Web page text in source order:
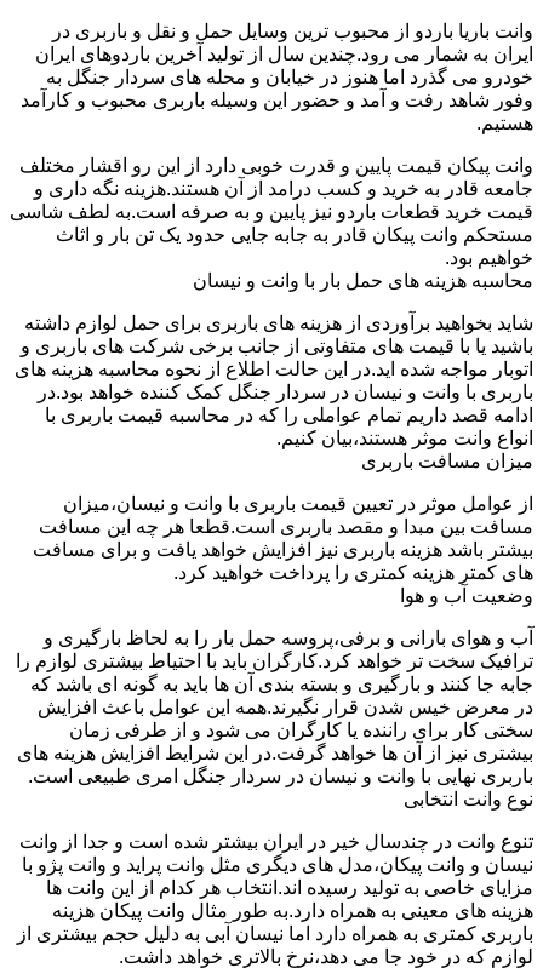
وانت باریا باردو از محبوب ترین وسایل حمل و نقل و باربری در
ایران به شمار می رود.چندین سال از تولید آخرین باردوهای ایران
خودرو می گذرد اما هنوز در خیابان و محله های سردار جنگل به
وفور شاهد رفت و آمد و حضور این وسیله باربری محبوب و کارآمد
هستیم.
وانت پیکان قیمت پایین و قدرت خوبی دارد از این رو اقشار مختلف
جامعه قادر به خرید و کسب درامد از آن هستند.هزینه نگه داری و
قیمت خرید قطعات باردو نیز پایین و به صرفه است.به لطف شاسی
مستحکم وانت پیکان قادر به جابه جایی حدود یک تن بار و اثاث
خواهیم بود.
محاسبه هزینه های حمل بار با وانت و نیسان
شاید بخواهید برآوردی از هزینه های باربری برای حمل لوازم داشته
باشید یا با قیمت های متفاوتی از جانب برخی شرکت های باربری و
اتوبار مواجه شده اید.در این حالت اطلاع از نحوه محاسبه هزینه های
باربری با وانت و نیسان در سردار جنگل کمک کننده خواهد بود.در
ادامه قصد داریم تمام عواملی را که در محاسبه قیمت باربری با
انواع وانت موثر هستند،بیان کنیم.
میزان مسافت باربری
از عوامل موثر در تعیین قیمت باربری با وانت و نیسان،میزان
مسافت بین مبدا و مقصد باربری است.قطعا هر چه این مسافت
بیشتر باشد هزینه باربری نیز افزایش خواهد یافت و برای مسافت
های کمتر هزینه کمتری را پرداخت خواهید کرد.
وضعیت آب و هوا
آب و هوای بارانی و برفی،پروسه حمل بار را به لحاظ بارگیری و
ترافیک سخت تر خواهد کرد.کارگران باید با احتیاط بیشتری لوازم را
جابه جا کنند و بارگیری و بسته بندی آن ها باید به گونه ای باشد که
در معرض خیس شدن قرار نگیرند.همه این عوامل باعث افزایش
سختی کار برای راننده یا کارگران می شود و از طرفی زمان
بیشتری نیز از آن ها خواهد گرفت.در این شرایط افزایش هزینه های
باربری نهایی با وانت و نیسان در سردار جنگل امری طبیعی است.
نوع وانت انتخابی
تنوع وانت در چندسال خیر در ایران بیشتر شده است و جدا از وانت
نیسان و وانت پیکان،مدل های دیگری مثل وانت پراید و وانت پژو با
مزایای خاصی به تولید رسیده اند.انتخاب هر کدام از این وانت ها
هزینه های معینی به همراه دارد.به طور مثال وانت پیکان هزینه
باربری کمتری به همراه دارد اما نیسان آبی به دلیل حجم بیشتری از
لوازم که در خود جا می دهد،نرخ بالاتری خواهد داشت.